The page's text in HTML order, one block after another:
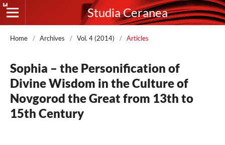
Studia Ceranea
Home / Archives / Vol. 4 (2014) / Articles
Sophia – the Personification of
Divine Wisdom in the Culture of
Novgorod the Great from 13th to
15th Century